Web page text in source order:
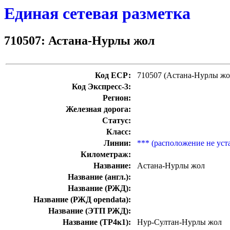
Единая сетевая разметка
710507: Астана-Нурлы жол
Код ЕСР:
710507 (Астана-Нурлы
Код Экспресс-3:
Регион:
Железная дорога:
Статус:
Класс:
Линии:
*** (расположение не
Километраж:
Название:
Астана-Нурлы жол
Название (англ.):
Название (РЖД):
Название (РЖД opendata):
Название (ЭТП РЖД):
Название (ТР4к1):
Нур-Султан-Нурлы жол